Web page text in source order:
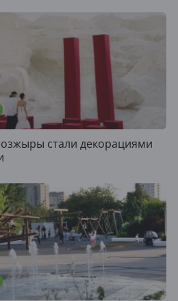
стали декорациями